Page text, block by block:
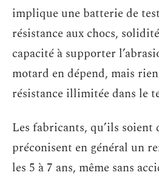
implique une batterie de
résistance aux chocs,
capacité à supporter
motard en dépend, mais
résistance illimitée dans le
Les fabricants, qu’ils soient
préconisent en général un
les 5 à 7 ans, même sans